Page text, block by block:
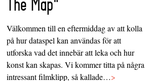
Välkommen till en eftermiddag av att kolla
på hur dataspel kan användas för att
utforska vad det innebär att leka och hur
konst kan skapas. Vi kommer titta på några
intressant filmklipp, så kallade…>